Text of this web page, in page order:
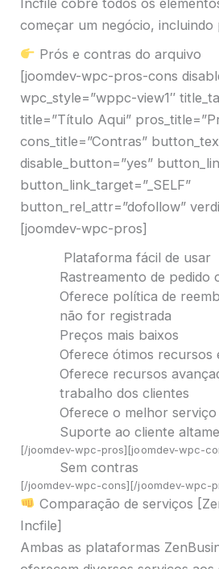
começar um negócio, incluindo
Prós e contras do arquivo
[joomdev-wpc-pros-cons
wpc_style=”wppc-view1″
title=”Título Aqui”
cons_title=”Contras”
disable_button=”yes”
button_link_target=”_SELF”
button_rel_attr=”dofollow”
[joomdev-wpc-pros]
Plataforma fácil de usar
Rastreamento de pedido
Oferece política de
não for registrada
Preços mais baixos
Oferece ótimos recursos
Oferece recursos
trabalho dos clientes
Oferece o melhor
Suporte ao cliente
[/joomdev-wpc-pros][joomdev-wpc-
Sem contras
[/joomdev-wpc-cons][/joomdev-wpc-
Comparação de serviços
Incfile]
Ambas as plataformas